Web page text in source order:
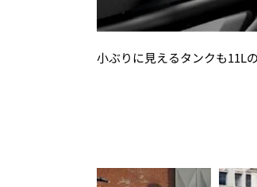
小ぶりに見えるタンクも11L